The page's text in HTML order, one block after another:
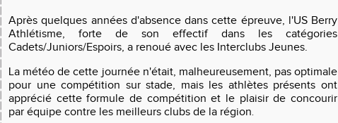
Après quelques années d'absence dans cette épreuve, l'US Berry
Athlétisme, forte de son effectif dans les catégories
Cadets/Juniors/Espoirs, a renoué avec les Interclubs Jeunes.
La météo de cette journée n'était, malheureusement, pas optimale
pour une compétition sur stade, mais les athlètes présents ont
apprécié cette formule de compétition et le plaisir de concourir
par équipe contre les meilleurs clubs de la région.